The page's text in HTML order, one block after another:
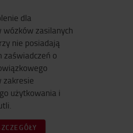
dla
zasilanych
nie posiadają
zaświadczeń o
zakresie
użytkowania i